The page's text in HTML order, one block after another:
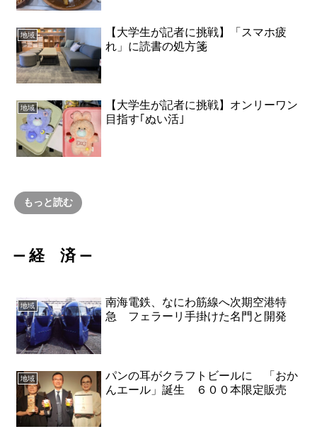
地域
【大学生が記者に挑戦】「スマホ疲
れ」に読書の処方箋
地域
【大学生が記者に挑戦】オンリーワン
目指す｢ぬい活｣
もっと読む
ー 経 済ー
地域
南海電鉄、なにわ筋線へ次期空港特
急 フェラーリ手掛けた名門と開発
地域
パンの耳がクラフトビールに 「おか
んエール」誕生 ６００本限定販売